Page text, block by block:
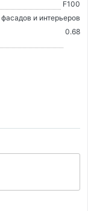
F100
и интерьеров
0.68